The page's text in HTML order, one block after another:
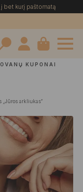
į bet kurį paštomatą
KUPONAI
„Jūros arkliukas”